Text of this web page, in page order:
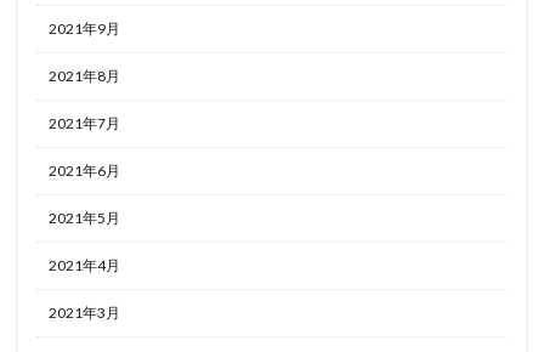
2021年9月
2021年8月
2021年7月
2021年6月
2021年5月
2021年4月
2021年3月